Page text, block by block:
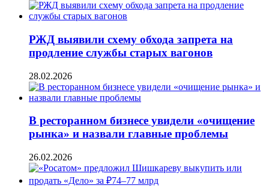
РЖД выявили схему обхода запрета на
продление службы старых вагонов
28.02.2026
В ресторанном бизнесе увидели «очищение
рынка» и назвали главные проблемы
26.02.2026